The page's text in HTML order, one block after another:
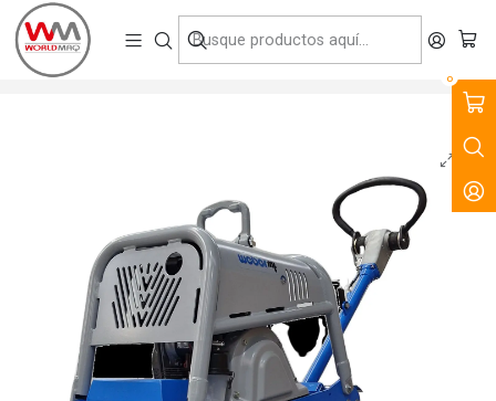
0
VENTA, ARRIENDO Y SERVICIO DE MAQUINARIA PARA LA
CONSTRUCCIÓN, MINERÍA E INDUSTRIA.
Inicio Productos Compactación
Placa Compactadora Reversible CR5 YE 45Kn